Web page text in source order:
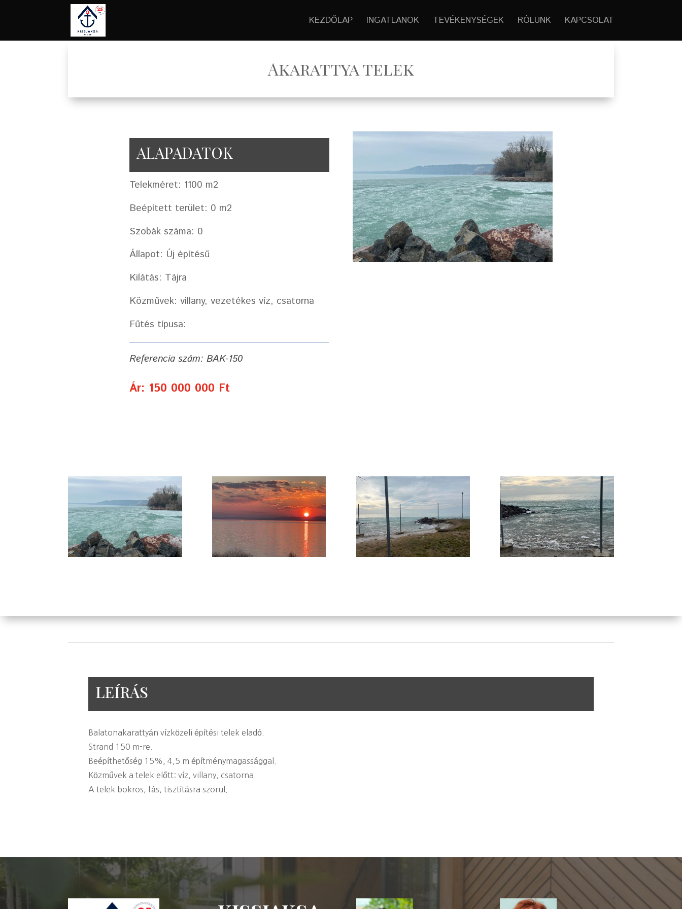
KEZDŐLAP INGATLANOK TEVÉKENYSÉGEK RÓLUNK KAPCSOLAT
Akarattya telek
ALAPADATOK
Telekméret: 1100 m2
Beépített terület: 0 m2
Szobák száma: 0
Állapot: Új építésű
Kilátás: Tájra
Közművek: villany, vezetékes víz, csatorna
Fűtés típusa:
Referencia szám: BAK-150
Ár: 150 000 000 Ft
LEÍRÁS
Balatonakarattyán vízközeli építési telek eladó.
Strand 150 m-re.
Beépíthetőség 15%, 4,5 m építménymagassággal.
Közművek a telek előtt: víz, villany, csatorna.
A telek bokros, fás, tisztításra szorul.